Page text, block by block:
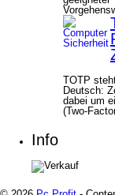
TOTP
Deutsch:
dabei um
(Two-
Info